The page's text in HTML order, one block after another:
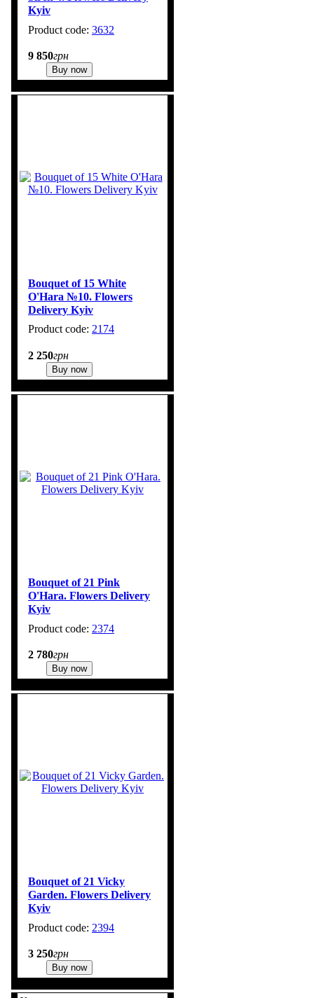
Kyiv
3632
9 850грн
Buy now
Bouquet of 15 White
O'Hara №10. Flowers
Delivery Kyiv
2174
2 250грн
Buy now
Bouquet of 21 Pink
O'Hara. Flowers Delivery
Kyiv
2374
2 780грн
Buy now
Bouquet of 21 Vicky
Garden. Flowers Delivery
Kyiv
2394
3 250грн
Buy now